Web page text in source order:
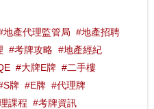
地產代理監管局 #地產招聘
#考牌攻略 #地產經紀
#大牌E牌 #二手樓
牌 #E牌 #代理牌
課程 #考牌資訊